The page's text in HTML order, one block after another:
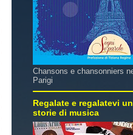
Chansons e chansonniers
Parigi
Regalate e regalatevi
storie di musica